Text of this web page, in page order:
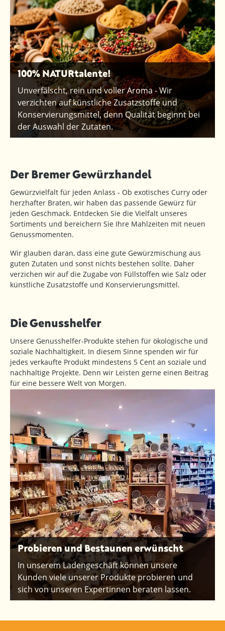
100% NATURtalente!
Unverfälscht, rein und voller Aroma - Wir
verzichten auf künstliche Zusatzstoffe und
Konservierungsmittel, denn Qualität beginnt bei
der Auswahl der Zutaten.
Der Bremer Gewürzhandel
Gewürzvielfalt für jeden Anlass - Ob exotisches Curry oder
herzhafter Braten, wir haben das passende Gewürz für
jeden Geschmack. Entdecken Sie die Vielfalt unseres
Sortiments und bereichern Sie Ihre Mahlzeiten mit neuen
Genussmomenten.
Wir glauben daran, dass eine gute Gewürzmischung aus
guten Zutaten und sonst nichts bestehen sollte. Daher
verzichen wir auf die Zugabe von Füllstoffen wie Salz oder
künstliche Zusatzstoffe und Konservierungsmittel.
Die Genusshelfer
Unsere Genusshelfer-Produkte stehen für ökologische und
soziale Nachhaltigkeit. In diesem Sinne spenden wir für
jedes verkaufte Produkt mindestens 5 Cent an soziale und
nachhaltige Projekte. Denn wir Leisten gerne einen Beitrag
für eine bessere Welt von Morgen.
Probieren und Bestaunen erwünscht
In unserem Ladengeschäft können unsere
Kunden viele unserer Produkte probieren und
sich von unseren Expertinnen beraten lassen.